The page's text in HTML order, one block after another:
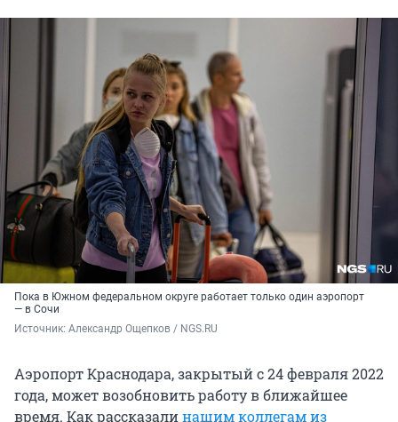
Пока в Южном федеральном округе работает только один аэропорт
— в Сочи
Источник: Александр Ощепков / NGS.RU
Аэропорт Краснодара, закрытый с 24 февраля 2022
года, может возобновить работу в ближайшее
время. Как рассказалинашим коллегам из